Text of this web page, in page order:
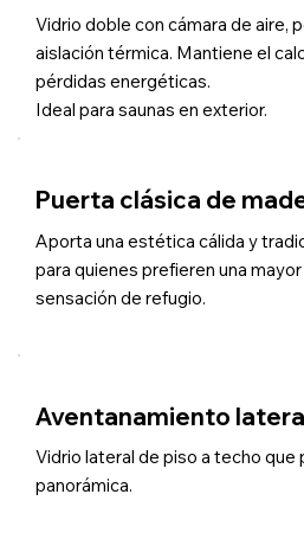
Vidrio doble con cámara de aire,
aislación térmica. Mantiene el
pérdidas energéticas.
Ideal para saunas en exterior.
Puerta clásica de
Aporta una estética cálida y
para quienes prefieren una
sensación de refugio.
Aventanamiento
Vidrio lateral de piso a techo que
panorámica.